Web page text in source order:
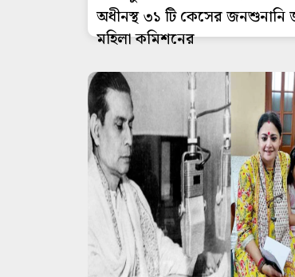
অধীনস্থ ৩১ টি কেসের জনশুনানি
মহিলা কমিশনের